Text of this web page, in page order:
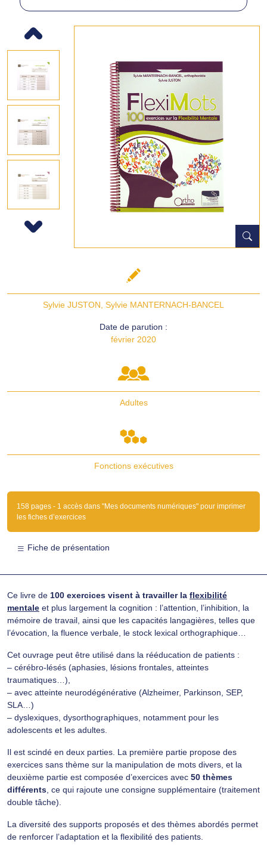
Previous
Next
Sylvie JUSTON, Sylvie MANTERNACH-BANCEL
Date de parution :
février 2020
Adultes
Fonctions exécutives
158 pages - 1 accès dans "Mes documents numériques" pour imprimer
les fiches d’exercices
Fiche de présentation
Ce livre de 100 exercices visent à travailler la flexibilité
mentale et plus largement la cognition : l’attention, l’inhibition, la
mémoire de travail, ainsi que les capacités langagières, telles que
l’évocation, la fluence verbale, le stock lexical orthographique…
Cet ouvrage peut être utilisé dans la rééducation de patients :
– cérébro-lésés (aphasies, lésions frontales, atteintes
traumatiques…),
– avec atteinte neurodégénérative (Alzheimer, Parkinson, SEP,
SLA…)
– dyslexiques, dysorthographiques, notamment pour les
adolescents et les adultes.
Il est scindé en deux parties. La première partie propose des
exercices sans thème sur la manipulation de mots divers, et la
deuxième partie est composée d’exercices avec 50 thèmes
différents , ce qui rajoute une consigne supplémentaire (traitement
double tâche).
La diversité des supports proposés et des thèmes abordés permet
de renforcer l’adaptation et la flexibilité des patients.